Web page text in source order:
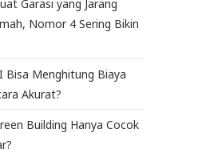
Garasi yang Jarang
Nomor 4 Sering Bikin
Bisa Menghitung Biaya
Akurat?
Building Hanya Cocok